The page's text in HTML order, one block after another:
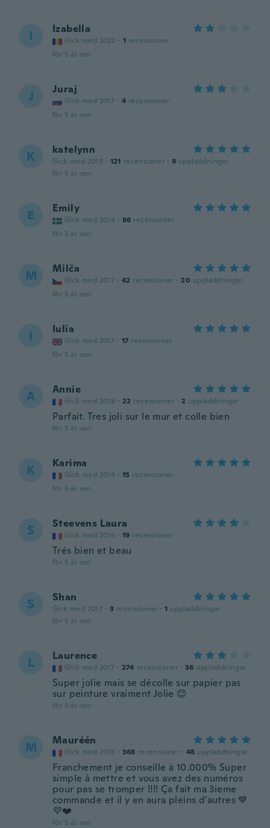
I Izabella
Gick med 2020 · 1 recensioner
för 5 år sen
J Juraj
Gick med 2017 · 4 recensioner
för 5 år sen
K katelynn
Gick med 2019 · 121 recensioner · 9 uppladdningar
för 5 år sen
E Emily
Gick med 2014 · 86 recensioner
för 5 år sen
M Milča
Gick med 2017 · 42 recensioner · 20 uppladdningar
för 5 år sen
I Iulia
Gick med 2017 · 17 recensioner
för 5 år sen
A Annie
Gick med 2018 · 22 recensioner · 2 uppladdningar
Parfait. Tres joli sur le mur et colle bien
för 5 år sen
K Karima
Gick med 2014 · 15 recensioner
för 5 år sen
S Steevens Laura
Gick med 2016 · 19 recensioner
Trés bien et beau
för 5 år sen
S Shan
Gick med 2017 · 3 recensioner · 1 uppladdningar
för 5 år sen
L Laurence
Gick med 2017 · 274 recensioner · 36 uppladdningar
Super jolie mais se décolle sur papier pas
sur peinture vraiment Jolie 😊
för 5 år sen
M Mauréén
Gick med 2018 · 368 recensioner · 48 uppladdningar
Franchement je conseille à 10.000% Super
simple à mettre et vous avez des numéros
pour pas se tromper !!!! Ça fait ma 3ieme
commande et il y en aura pleins d'autres 💙
💜❤️
för 5 år sen